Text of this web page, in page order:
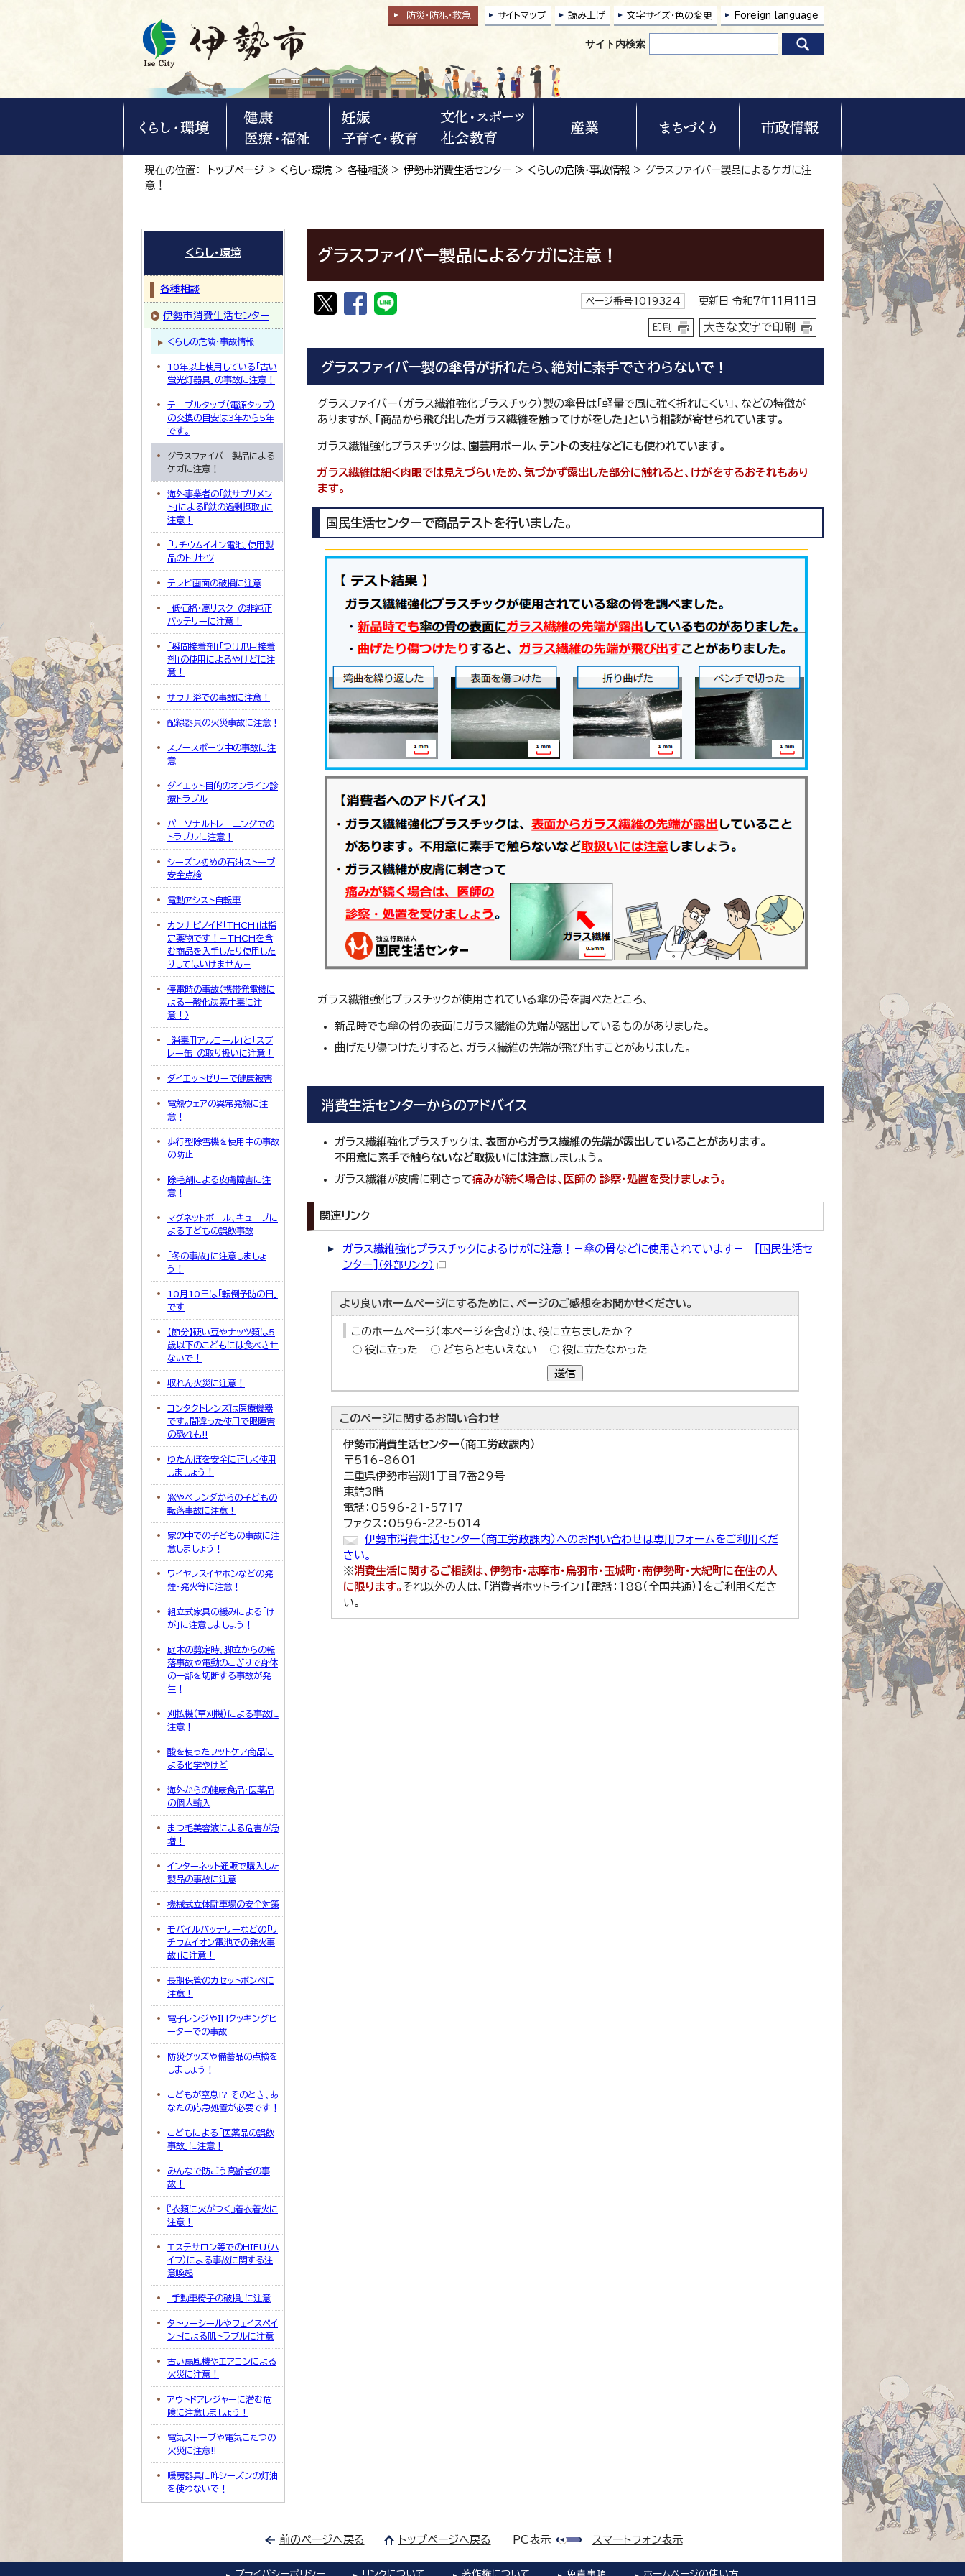
防災・防犯・救急 サイトマップ 読み上げ 文字サイズ・色の変更 Foreign language
サイト内検索
現在の位置： トップページ > くらし・環境 > 各種相談 > 伊勢市消費生活センター > くらしの危険・事故情報 > グラスファイバー製品によるケガに注
意！
グラスファイバー製品によるケガに注意！
ページ番号1019324 更新日 令和7年11月11日
印刷 大きな文字で印刷
グラスファイバー製の傘骨が折れたら、絶対に素手でさわらないで！
グラスファイバー（ガラス繊維強化プラスチック）製の傘骨は「軽量で風に強く折れにくい」、などの特徴が
ありますが、 「商品から飛び出したガラス繊維を触ってけがをした」という相談が寄せられています。
ガラス繊維強化プラスチックは、 園芸用ポール、テントの支柱などにも使われています。
ガラス繊維は細く肉眼では見えづらいため、気づかず露出した部分に触れると、けがをするおそれもあり
ます。
国民生活センターで商品テストを行いました。
ガラス繊維強化プラスチックが使用されている傘の骨を調べたところ、
新品時でも傘の骨の表面にガラス繊維の先端が露出しているものがありました。
曲げたり傷つけたりすると、ガラス繊維の先端が飛び出すことがありました。
消費生活センターからのアドバイス
ガラス繊維強化プラスチックは、 表面からガラス繊維の先端が露出していることがあります。
不用意に素手で触らないなど取扱いには注意しましょう。
ガラス繊維が皮膚に刺さって痛みが続く場合は、医師の 診察・処置を受けましょう。
関連リンク
ガラス繊維強化プラスチックによるけがに注意！－傘の骨などに使用されています－ [国民生活セ
ンター]
（外部リンク）
より良いホームページにするために、ページのご感想をお聞かせください。
このホームページ（本ページを含む）は、役に立ちましたか？
役に立った
どちらともいえない 役に立たなかった
送信
このページに関するお問い合わせ
伊勢市消費生活センター（商工労政課内）
〒516-8601
三重県伊勢市岩渕1丁目7番29号
東館3階
電話：0596-21-5717
ファクス：0596-22-5014
伊勢市消費生活センター（商工労政課内）へのお問い合わせは専用フォームをご利用くだ
さい。
※消費生活に関するご相談は、伊勢市・志摩市・鳥羽市・玉城町・南伊勢町・大紀町に在住の人
に限ります。 それ以外の人は、「消費者ホットライン」【電話：188（全国共通）】をご利用くださ
い。
くらし・環境
各種相談
伊勢市消費生活センター
くらしの危険・事故情報
10年以上使用している「古い
蛍光灯器具」の事故に注意！
テーブルタップ（電源タップ）
の交換の目安は3年から5年
です。
グラスファイバー製品による
ケガに注意！
海外事業者の「鉄サプリメン
ト」による『鉄の過剰摂取』に
注意！
「リチウムイオン電池」使用製
品のトリセツ
テレビ画面の破損に注意
「低価格・高リスク」の非純正
バッテリーに注意！
「瞬間接着剤」「つけ爪用接着
剤」の使用によるやけどに注
意！
サウナ浴での事故に注意！
配線器具の火災事故に注意！
スノースポーツ中の事故に注
意
ダイエット目的のオンライン診
療トラブル
パーソナルトレーニングでの
トラブルに注意！
シーズン初めの石油ストーブ
安全点検
電動アシスト自転車
カンナビノイド「THCH」は指
定薬物です！－THCHを含
む商品を入手したり使用した
りしてはいけません－
停電時の事故〈携帯発電機に
よる一酸化炭素中毒に注
意！〉
「消毒用アルコール」と「スプ
レー缶」の取り扱いに注意！
ダイエットゼリーで健康被害
電熱ウェアの異常発熱に注
意！
歩行型除雪機を使用中の事故
の防止
除毛剤による皮膚障害に注
意！
マグネットボール、キューブに
よる子どもの誤飲事故
「冬の事故」に注意しましょ
う！
10月10日は「転倒予防の日」
です
【節分】硬い豆やナッツ類は5
歳以下のこどもには食べさせ
ないで！
収れん火災に注意！
コンタクトレンズは医療機器
です。間違った使用で眼障害
の恐れも!!
ゆたんぽを安全に正しく使用
しましょう！
窓やベランダからの子どもの
転落事故に注意！
家の中での子どもの事故に注
意しましょう！
ワイヤレスイヤホンなどの発
煙・発火等に注意！
組立式家具の緩みによる「け
が」に注意しましょう！
庭木の剪定時、脚立からの転
落事故や電動のこぎりで身体
の一部を切断する事故が発
生！
刈払機（草刈機）による事故に
注意！
酸を使ったフットケア商品に
よる化学やけど
海外からの健康食品・医薬品
の個人輸入
まつ毛美容液による危害が急
増！
インターネット通販で購入した
製品の事故に注意
機械式立体駐車場の安全対策
モバイルバッテリーなどの「リ
チウムイオン電池での発火事
故」に注意！
長期保管のカセットボンベに
注意！
電子レンジやIHクッキングヒ
ーターでの事故
防災グッズや備蓄品の点検を
しましょう！
こどもが窒息!? そのとき、あ
なたの応急処置が必要です！
こどもによる「医薬品の誤飲
事故」に注意！
みんなで防ごう高齢者の事
故！
『衣類に火がつく』着衣着火に
注意！
エステサロン等でのHIFU（ハ
イフ）による事故に関する注
意喚起
「手動車椅子の破損」に注意
タトゥーシールやフェイスペイ
ントによる肌トラブルに注意
古い扇風機やエアコンによる
火災に注意！
アウトドアレジャーに潜む危
険に注意しましょう！
電気ストーブや電気こたつの
火災に注意!!
暖房器具に昨シーズンの灯油
を使わないで！
前のページへ戻る トップページへ戻る PC表示 スマートフォン表示